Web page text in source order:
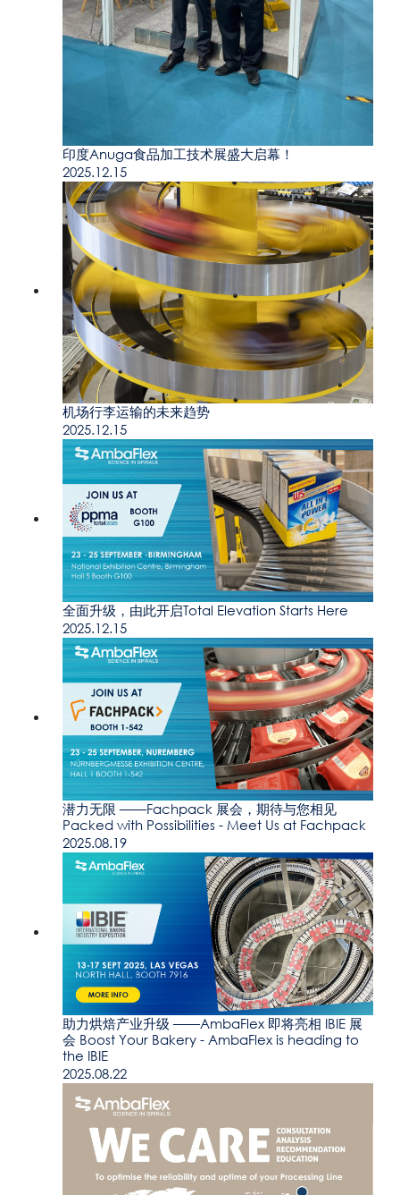
印度Anuga食品加工技术展盛大启幕！
2025.12.15
机场行李运输的未来趋势
2025.12.15
全面升级，由此开启Total Elevation Starts Here
2025.12.15
潜力无限 ——Fachpack 展会，期待与您相见
Packed with Possibilities - Meet Us at Fachpack
2025.08.19
助力烘焙产业升级 ——AmbaFlex 即将亮相 IBIE 展
会 Boost Your Bakery - AmbaFlex is heading to
the IBIE
2025.08.22